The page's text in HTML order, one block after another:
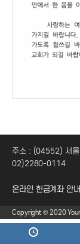
주소 : (04552) 서
02)2280-0114
온라인 헌금계좌 안내
Copyright © 2020